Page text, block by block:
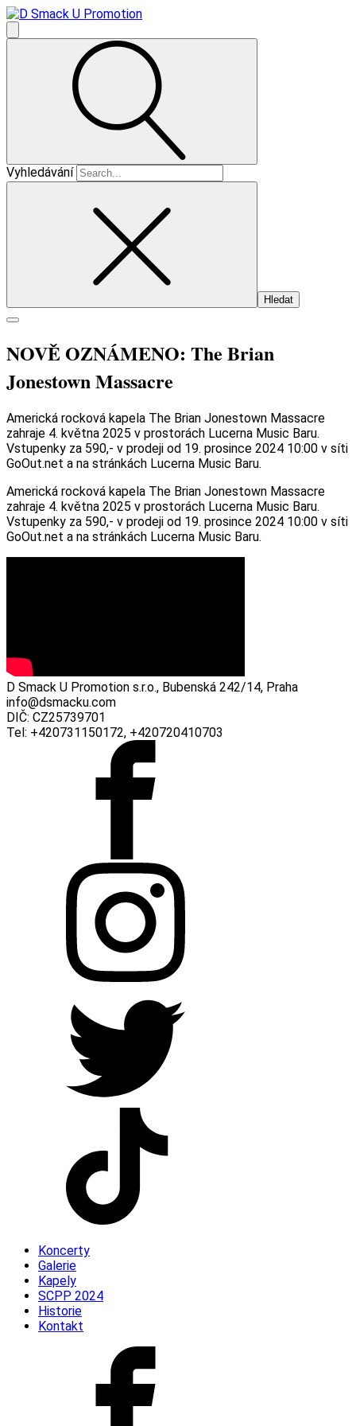
Vyhledávání
NOVĚ OZNÁMENO: The Brian
Jonestown Massacre
Americká rocková kapela The Brian Jonestown Massacre
zahraje 4. května 2025 v prostorách Lucerna Music Baru.
Vstupenky za 590,- v prodeji od 19. prosince 2024 10:00 v síti
GoOut.net a na stránkách Lucerna Music Baru.
Americká rocková kapela The Brian Jonestown Massacre
zahraje 4. května 2025 v prostorách Lucerna Music Baru.
Vstupenky za 590,- v prodeji od 19. prosince 2024 10:00 v síti
GoOut.net a na stránkách Lucerna Music Baru.
D Smack U Promotion s.r.o., Bubenská 242/14, Praha
info@dsmacku.com
DIČ: CZ25739701
Tel: +420731150172, +420720410703
Koncerty
Galerie
Kapely
SCPP 2024
Historie
Kontakt